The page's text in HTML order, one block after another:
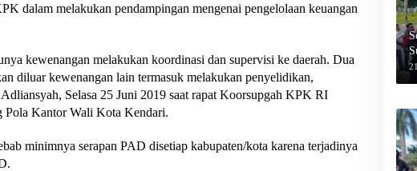
dalam melakukan pendampingan mengenai pengelolaan keuangan
kewenangan melakukan koordinasi dan supervisi ke daerah. Dua
diluar kewenangan lain termasuk melakukan penyelidikan,
Selasa 25 Juni 2019 saat rapat Koorsupgah KPK RI
Pola Kantor Wali Kota Kendari.
minimnya serapan PAD disetiap kabupaten/kota karena terjadinya